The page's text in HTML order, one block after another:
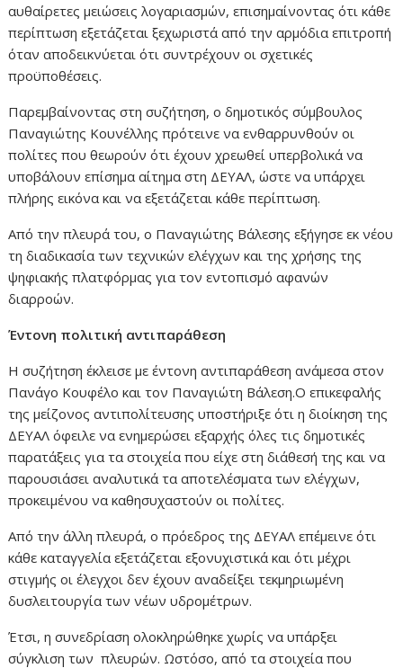
αυθαίρετες μειώσεις λογαριασμών, επισημαίνοντας ότι κάθε
περίπτωση εξετάζεται ξεχωριστά από την αρμόδια επιτροπή
όταν αποδεικνύεται ότι συντρέχουν οι σχετικές
προϋποθέσεις.
Παρεμβαίνοντας στη συζήτηση, ο δημοτικός σύμβουλος
Παναγιώτης Κουνέλλης πρότεινε να ενθαρρυνθούν οι
πολίτες που θεωρούν ότι έχουν χρεωθεί υπερβολικά να
υποβάλουν επίσημα αίτημα στη ΔΕΥΑΛ, ώστε να υπάρχει
πλήρης εικόνα και να εξετάζεται κάθε περίπτωση.
Από την πλευρά του, ο Παναγιώτης Βάλεσης εξήγησε εκ νέου
τη διαδικασία των τεχνικών ελέγχων και της χρήσης της
ψηφιακής πλατφόρμας για τον εντοπισμό αφανών
διαρροών.
Έντονη πολιτική αντιπαράθεση
Η συζήτηση έκλεισε με έντονη αντιπαράθεση ανάμεσα στον
Πανάγο Κουφέλο και τον Παναγιώτη Βάλεση.Ο επικεφαλής
της μείζονος αντιπολίτευσης υποστήριξε ότι η διοίκηση της
ΔΕΥΑΛ όφειλε να ενημερώσει εξαρχής όλες τις δημοτικές
παρατάξεις για τα στοιχεία που είχε στη διάθεσή της και να
παρουσιάσει αναλυτικά τα αποτελέσματα των ελέγχων,
προκειμένου να καθησυχαστούν οι πολίτες.
Από την άλλη πλευρά, ο πρόεδρος της ΔΕΥΑΛ επέμεινε ότι
κάθε καταγγελία εξετάζεται εξονυχιστικά και ότι μέχρι
στιγμής οι έλεγχοι δεν έχουν αναδείξει τεκμηριωμένη
δυσλειτουργία των νέων υδρομέτρων.
Έτσι, η συνεδρίαση ολοκληρώθηκε χωρίς να υπάρξει
σύγκλιση των πλευρών. Ωστόσο, από τα στοιχεία που